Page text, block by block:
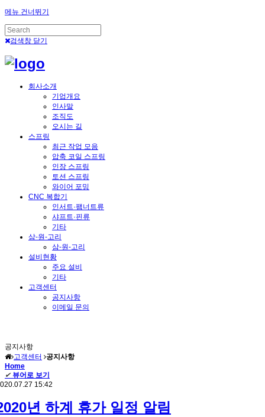
메뉴 건너뛰기
검색창 닫기
회사소개
기업개요
인사말
조직도
오시는 길
스프링
최근 작업 모음
압축 코일 스프링
인장 스프링
토션 스프링
와이어 포밍
CNC 복합기
인서트·팸너트류
샤프트·핀류
기타
삼-원-고리
삼-원-고리
설비현황
주요 설비
기타
고객센터
공지사항
이메일 문의
공지사항
고객센터
공지사항
Home
✔ 뷰어로 보기
15:42
년 하계 휴가 일정 알림